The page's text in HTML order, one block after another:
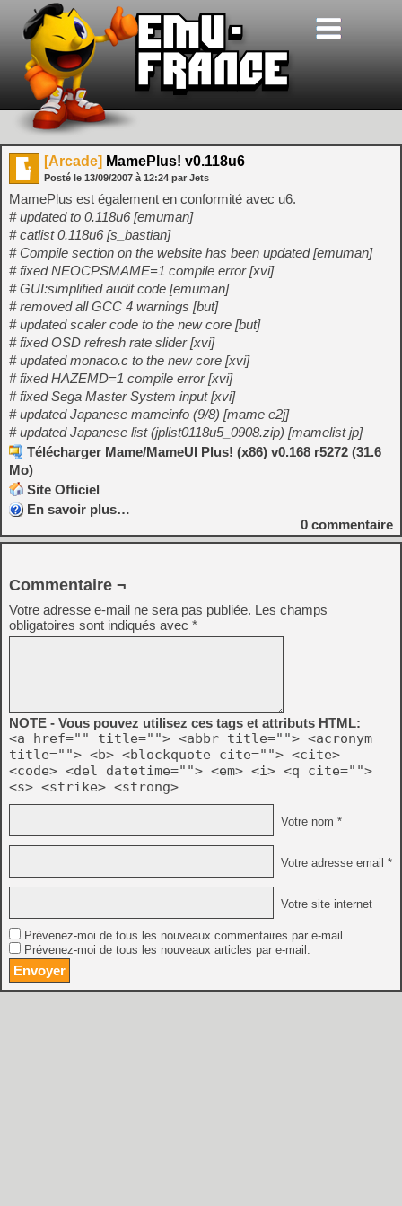
[Arcade] MamePlus! v0.118u6
Posté le 13/09/2007 à 12:24 par Jets
MamePlus est également en conformité avec u6.
# updated to 0.118u6 [emuman]
# catlist 0.118u6 [s_bastian]
# Compile section on the website has been updated [emuman]
# fixed NEOCPSMAME=1 compile error [xvi]
# GUI:simplified audit code [emuman]
# removed all GCC 4 warnings [but]
# updated scaler code to the new core [but]
# fixed OSD refresh rate slider [xvi]
# updated monaco.c to the new core [xvi]
# fixed HAZEMD=1 compile error [xvi]
# fixed Sega Master System input [xvi]
# updated Japanese mameinfo (9/8) [mame e2j]
# updated Japanese list (jplist0118u5_0908.zip) [mamelist jp]
Télécharger Mame/MameUI Plus! (x86) v0.168 r5272 (31.6
Mo)
Site Officiel
En savoir plus…
0 commentaire
Commentaire ¬
Votre adresse e-mail ne sera pas publiée. Les champs
obligatoires sont indiqués avec *
NOTE - Vous pouvez utilisez ces tags et attributs HTML:
<a href="" title=""> <abbr title=""> <acronym
title=""> <b> <blockquote cite=""> <cite>
<code> <del datetime=""> <em> <i> <q cite="">
<s> <strike> <strong>
Votre nom *
Votre adresse email *
Votre site internet
Prévenez-moi de tous les nouveaux commentaires par e-mail.
Prévenez-moi de tous les nouveaux articles par e-mail.